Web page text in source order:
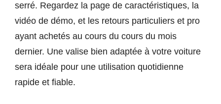
serré. Regardez la page de caractéristiques, la
vidéo de démo, et les retours particuliers et pro
ayant achetés au cours du cours du mois
dernier. Une valise bien adaptée à votre voiture
sera idéale pour une utilisation quotidienne
rapide et fiable.